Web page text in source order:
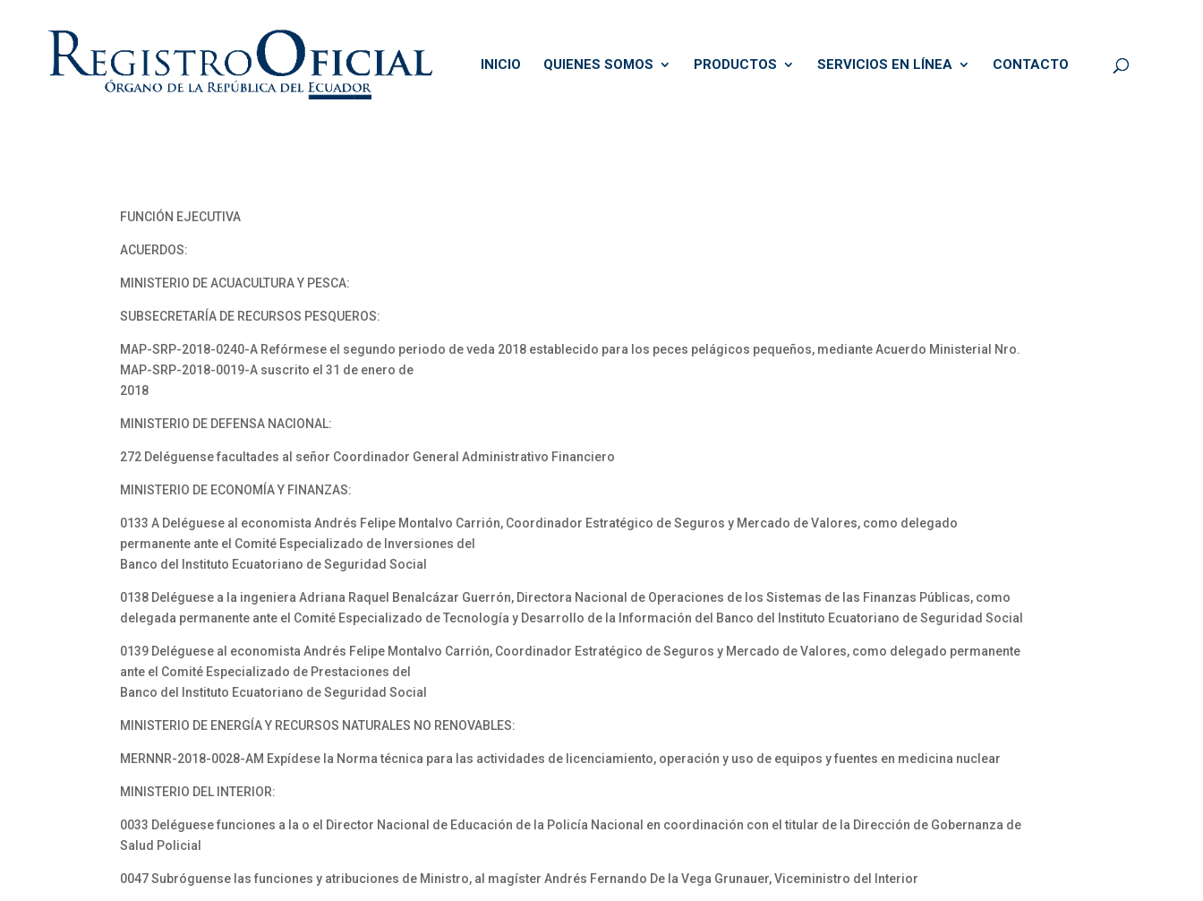
INICIO QUIENES SOMOS PRODUCTOS SERVICIOS EN LÍNEA CONTACTO
FUNCIÓN EJECUTIVA
ACUERDOS:
MINISTERIO DE ACUACULTURA Y PESCA:
SUBSECRETARÍA DE RECURSOS PESQUEROS:
MAP-SRP-2018-0240-A Refórmese el segundo periodo de veda 2018 establecido para los peces pelágicos pequeños, mediante Acuerdo Ministerial Nro.
MAP-SRP-2018-0019-A suscrito el 31 de enero de
2018
MINISTERIO DE DEFENSA NACIONAL:
272 Deléguense facultades al señor Coordinador General Administrativo Financiero
MINISTERIO DE ECONOMÍA Y FINANZAS:
0133 A Deléguese al economista Andrés Felipe Montalvo Carrión, Coordinador Estratégico de Seguros y Mercado de Valores, como delegado
permanente ante el Comité Especializado de Inversiones del
Banco del Instituto Ecuatoriano de Seguridad Social
0138 Deléguese a la ingeniera Adriana Raquel Benalcázar Guerrón, Directora Nacional de Operaciones de los Sistemas de las Finanzas Públicas, como
delegada permanente ante el Comité Especializado de Tecnología y Desarrollo de la Información del Banco del Instituto Ecuatoriano de Seguridad Social
0139 Deléguese al economista Andrés Felipe Montalvo Carrión, Coordinador Estratégico de Seguros y Mercado de Valores, como delegado permanente
ante el Comité Especializado de Prestaciones del
Banco del Instituto Ecuatoriano de Seguridad Social
MINISTERIO DE ENERGÍA Y RECURSOS NATURALES NO RENOVABLES:
MERNNR-2018-0028-AM Expídese la Norma técnica para las actividades de licenciamiento, operación y uso de equipos y fuentes en medicina nuclear
MINISTERIO DEL INTERIOR:
0033 Deléguese funciones a la o el Director Nacional de Educación de la Policía Nacional en coordinación con el titular de la Dirección de Gobernanza de
Salud Policial
0047 Subróguense las funciones y atribuciones de Ministro, al magíster Andrés Fernando De la Vega Grunauer, Viceministro del Interior